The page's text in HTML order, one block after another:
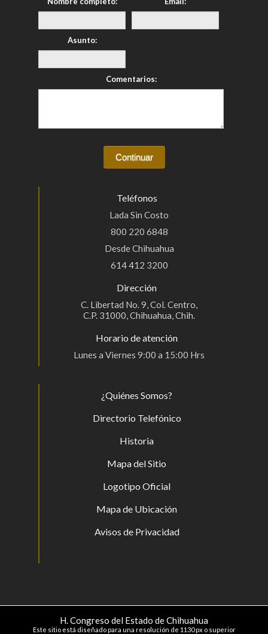
Asunto:
Comentarios:
Teléfonos
Lada Sin Costo
800 220 6848
Desde Chihuahua
614 412 3200
Dirección
C. Libertad No. 9, Col. Centro,
C.P. 31000, Chihuahua, Chih.
Horario de atención
Lunes a Viernes 9:00 a 15:00 Hrs
¿Quiénes Somos?
Directorio Telefónico
Historia
Mapa del Sitio
Logotipo Oficial
Mapa de Ubicación
Avisos de Privacidad
H. Congreso del Estado de Chihuahua
Este sitio está diseñado para una resolución de 1130 px o superior